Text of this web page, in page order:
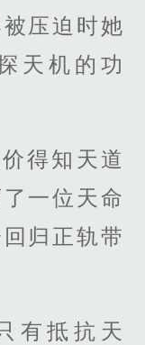
压迫时她
天机的功
得知天道
一位天命
归正轨带
有抵抗天